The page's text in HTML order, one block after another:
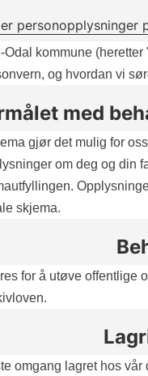
personopplysninger
kommune
og hvordan vi
med
gjør det mulig for
om deg og din
skjema.
for å utøve offentlige
omgang lagret hos